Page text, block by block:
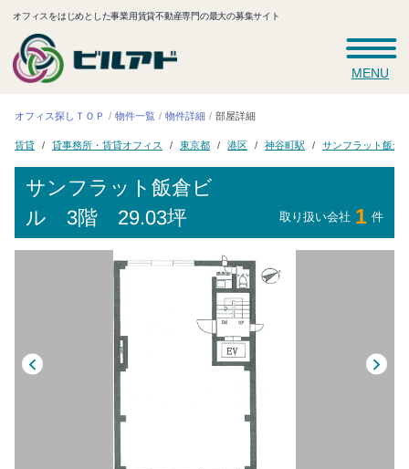
オフィスをはじめとした事業用賃貸不動産専門の最大の募集サイト
MENU
オフィス探しＴＯＰ 物件一覧 物件詳細 部屋詳細
賃貸 貸事務所・賃貸オフィス 東京都 港区 神谷町駅 サンフラット飯倉
サンフラット飯倉ビ
ル 3階 29.03坪 取り扱い会社 1 件